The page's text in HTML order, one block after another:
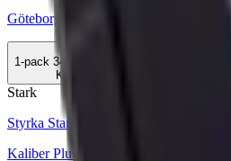
Göteborgs Rapé Slim White
1-pack 34,50 kr
Köp
Stark
Styrka Stark · Large
Kaliber Plus Stark White Portion